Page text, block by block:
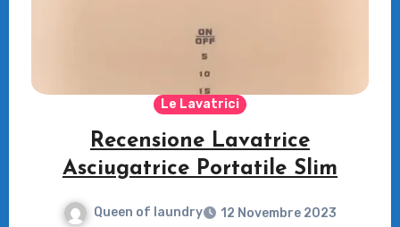
Le Lavatrici
Recensione Lavatrice
Asciugatrice Portatile Slim
Queen of laundry
12 Novembre 2023